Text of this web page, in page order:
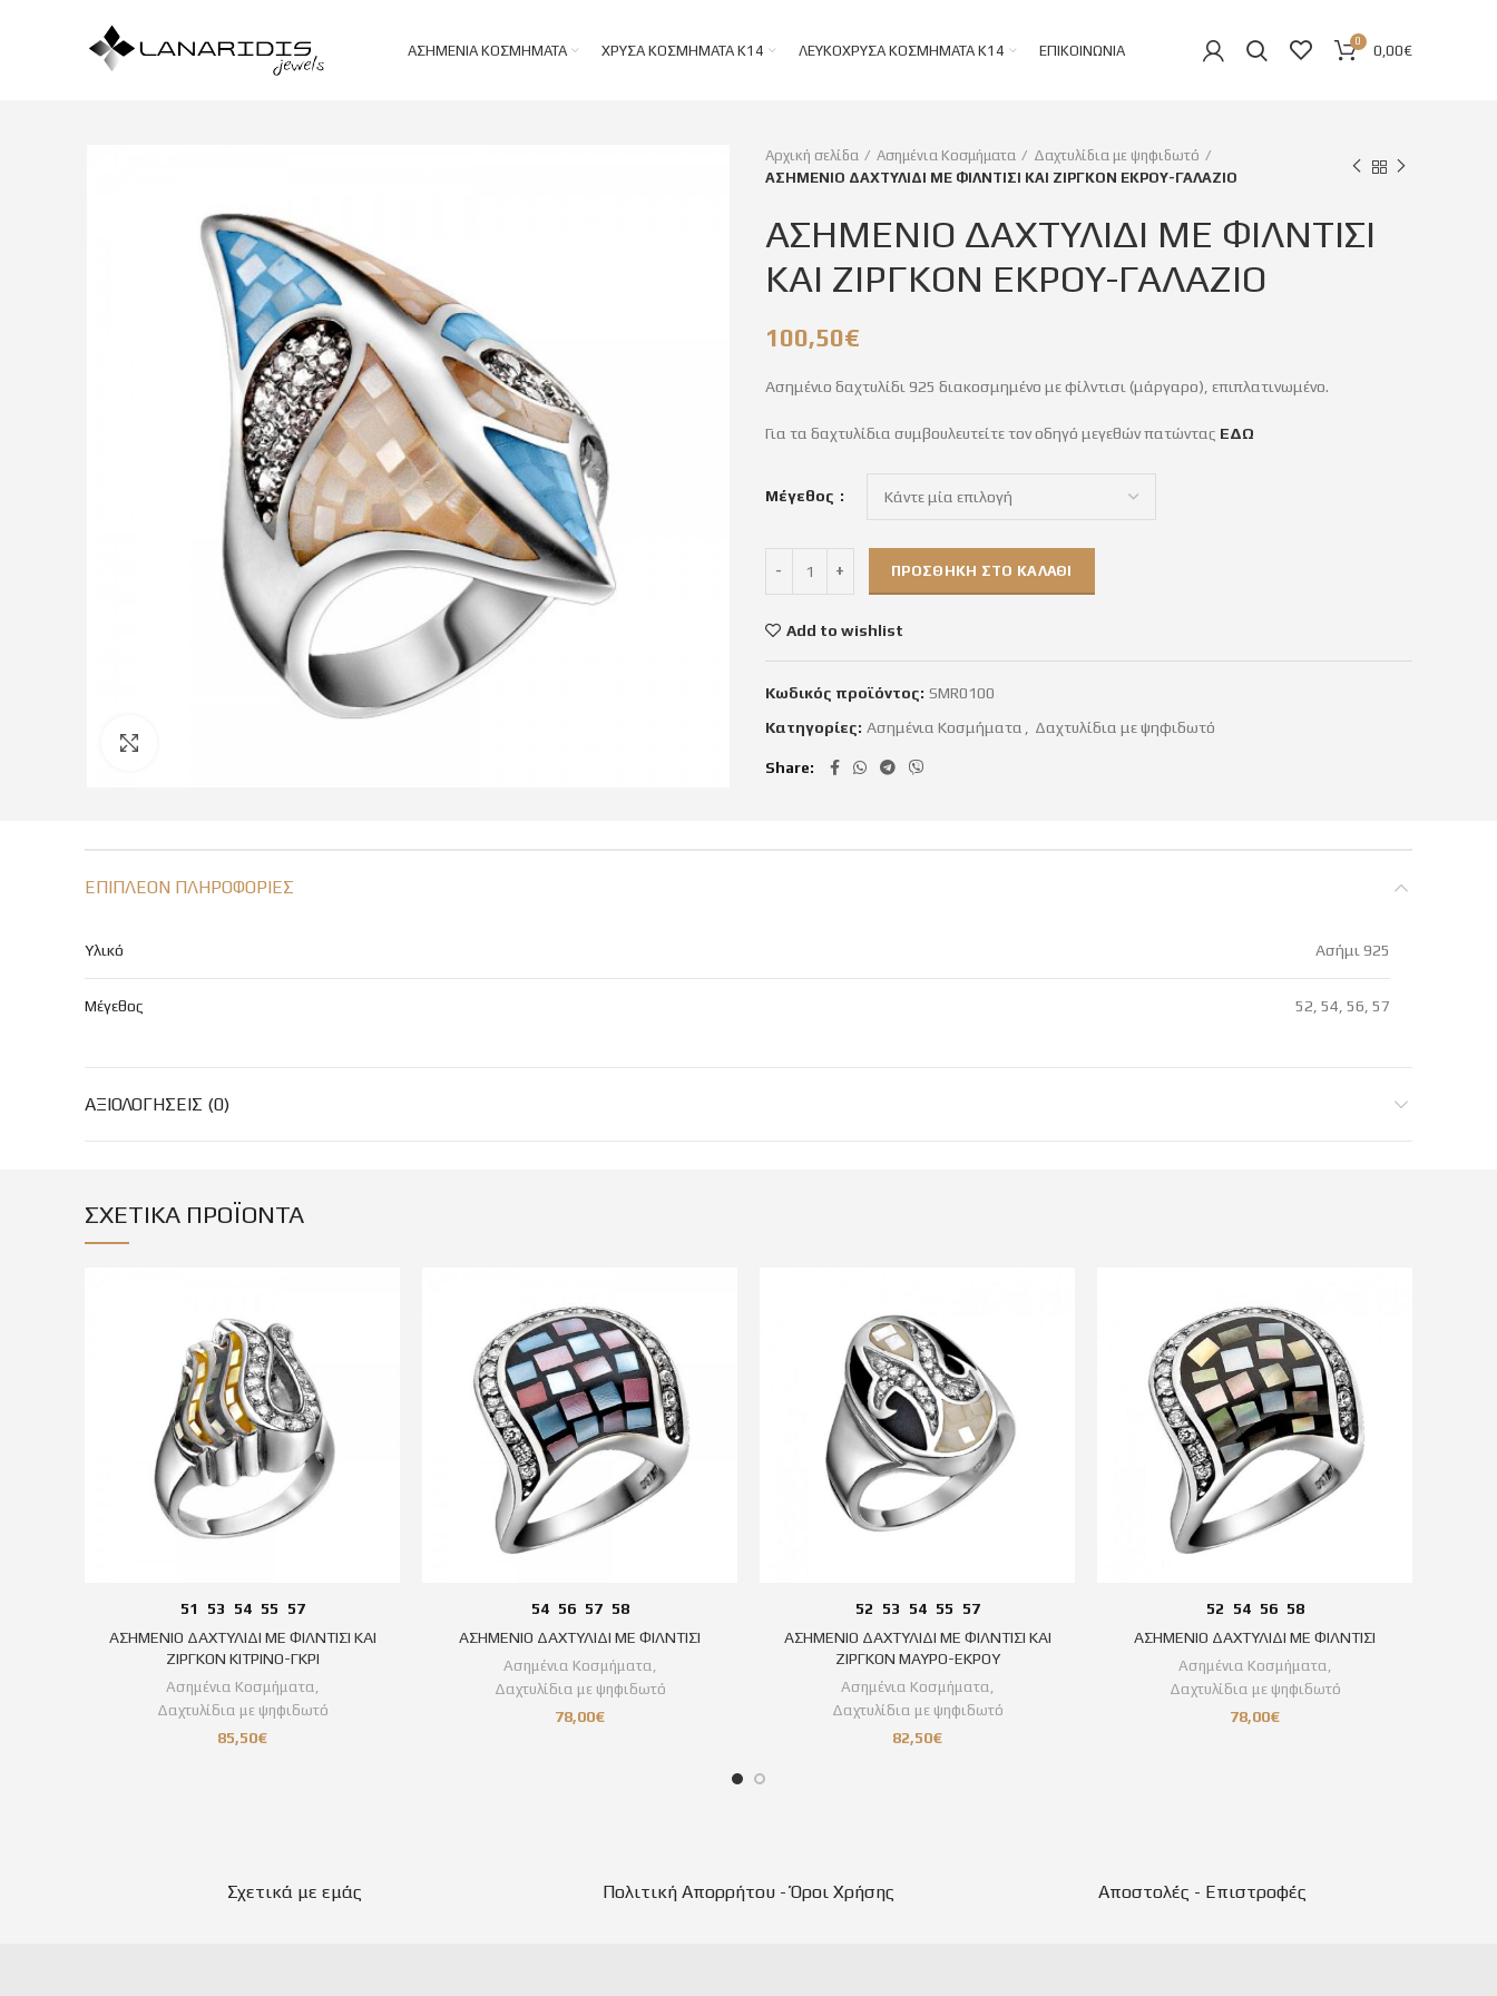
ΑΣΗΜΈΝΙΑ ΚΟΣΜΉΜΑΤΑ ΧΡΥΣΆ ΚΟΣΜΉΜΑΤΑ Κ14 ΛΕΥΚΌΧΡΥΣΑ ΚΟΣΜΉΜΑΤΑ Κ14 ΕΠΙΚΟΙΝΩΝΊΑ
0
0,00€
Αρχική σελίδα Ασημένια Κοσμήματα
Δαχτυλίδια με ψηφιδωτό
ΑΣΗΜΕΝΙΟ ΔΑΧΤΥΛΙΔΙ ΜΕ ΦΙΛΝΤΙΣΙ ΚΑΙ ΖΙΡΓΚΟΝ ΕΚΡΟΥ-ΓΑΛΑΖΙΟ
ΑΣΗΜΕΝΙΟ ΔΑΧΤΥΛΙΔΙ ΜΕ ΦΙΛΝΤΙΣΙ
ΚΑΙ ΖΙΡΓΚΟΝ ΕΚΡΟΥ-ΓΑΛΑΖΙΟ
100,50€
Ασημένιο δαχτυλίδι 925 διακοσμημένο με φίλντισι (μάργαρο), επιπλατινωμένο.
Για τα δαχτυλίδια συμβουλευτείτε τον οδηγό μεγεθών πατώντας ΕΔΩ
Μέγεθος
ΠΡΟΣΘΉΚΗ ΣΤΟ ΚΑΛΆΘΙ
Add to wishlist
Κωδικός προϊόντος: SMR0100
Κατηγορίες: Ασημένια Κοσμήματα Δαχτυλίδια με ψηφιδωτό
Share
ΕΠΙΠΛΈΟΝ ΠΛΗΡΟΦΟΡΊΕΣ
Υλικό Ασήμι 925
Μέγεθος 52, 54, 56, 57
ΑΞΙΟΛΟΓΉΣΕΙΣ (0)
ΣΧΕΤΙΚΆ ΠΡΟΪΌΝΤΑ
51 53 54 55
57
ΑΣΗΜΕΝΙΟ ΔΑΧΤΥΛΙΔΙ ΜΕ ΦΙΛΝΤΙΣΙ ΚΑΙ
ΖΙΡΓΚΟΝ ΚΙΤΡΙΝΟ-ΓΚΡΙ
Ασημένια Κοσμήματα
Δαχτυλίδια με ψηφιδωτό
85,50€
54 56 57 58
ΑΣΗΜΕΝΙΟ ΔΑΧΤΥΛΙΔΙ ΜΕ ΦΙΛΝΤΙΣΙ
Ασημένια Κοσμήματα
Δαχτυλίδια με ψηφιδωτό
78,00€
52 53 54 55
57
ΑΣΗΜΕΝΙΟ ΔΑΧΤΥΛΙΔΙ ΜΕ ΦΙΛΝΤΙΣΙ ΚΑΙ
ΖΙΡΓΚΟΝ ΜΑΥΡΟ-ΕΚΡΟΥ
Ασημένια Κοσμήματα
Δαχτυλίδια με ψηφιδωτό
82,50€
52 54 56 58
ΑΣΗΜΕΝΙΟ ΔΑΧΤΥΛΙΔΙ ΜΕ ΦΙΛΝΤΙΣΙ
Ασημένια Κοσμήματα
Δαχτυλίδια με ψηφιδωτό
78,00€
Σχετικά με εμάς Πολιτική Απορρήτου - Όροι Χρήσης Αποστολές - Επιστροφές